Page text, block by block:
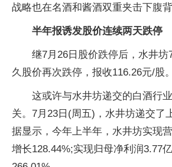
战略也在名酒和酱酒双重夹击下腹背
半年报诱发股价连续两天跌停
继7月26日股价跌停后，水井坊
久股价再次跌停，报收116.26元/股。
这或许与水井坊递交的白酒行
关。7月23日(周五)，水井坊递交了
据显示，今年上半年，水井坊实现
增长128.44%;实现归母净利润3.77